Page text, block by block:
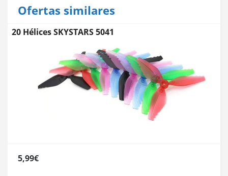
Ofertas similares
20 Hélices SKYSTARS 5041
5,99€